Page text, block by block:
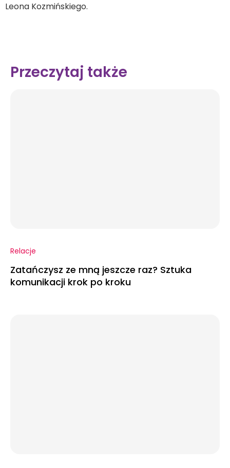
Leona Kozmińskiego.
Przeczytaj także
Relacje
Zatańczysz ze mną jeszcze raz? Sztuka
komunikacji krok po kroku